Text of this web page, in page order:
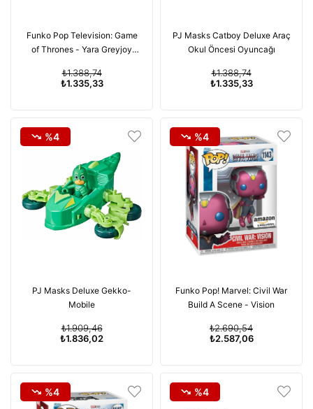
Funko Pop Television: Game
of Thrones - Yara Greyjoy
Renkli
₺1.335,33
₺1.388,74
PJ Masks Catboy Deluxe Araç
Okul Öncesi Oyuncağı
₺1.335,33
₺1.388,74
PJ Masks Deluxe Gekko-
Mobile
₺1.836,02
₺1.909,46
%4
Funko Pop! Marvel: Civil War
Build A Scene - Vision
₺2.587,06
₺2.690,54
%4
%4 %4